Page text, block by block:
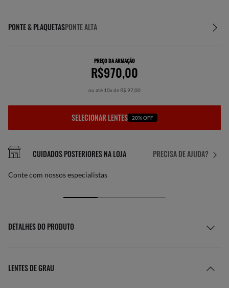
PONTE & PLAQUETASPONTE ALTA
PREÇO DA ARMAÇÃO
R$970,00
ou até 10x de R$ 97,00
SELECIONAR LENTES 20% OFF
PRECISA DE AJUDA?
CUIDADOS POSTERIORES NA LOJA
Conte com nossos especialistas
DETALHES DO PRODUTO
LENTES DE GRAU